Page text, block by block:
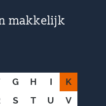
makkelijk
G H I
K
S T U
V